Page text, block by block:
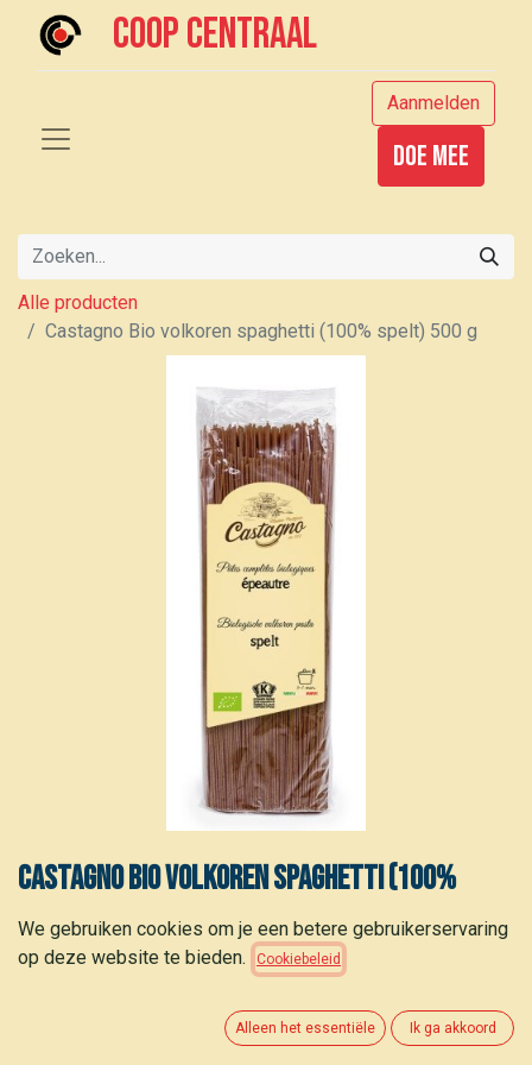
Coop centraal
Aanmelden
Doe mee
Alle producten
Castagno Bio volkoren spaghetti (100% spelt) 500 g
Castagno Bio volkoren spaghetti (100%
spelt) 500 g
2,50€
We gebruiken cookies om je een betere gebruikerservaring
op deze website te bieden.
Cookiebeleid
Alleen het essentiële Ik ga akkoord